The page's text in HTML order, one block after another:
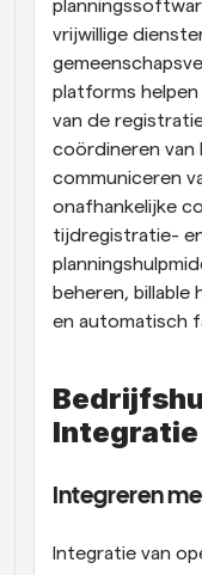
vrijwillige
platforms
van de
coördineren
communiceren
onafhankelijke
tijdregistratie-
beheren, billable
en automatisch
Integratie
Integreren
Integratie van